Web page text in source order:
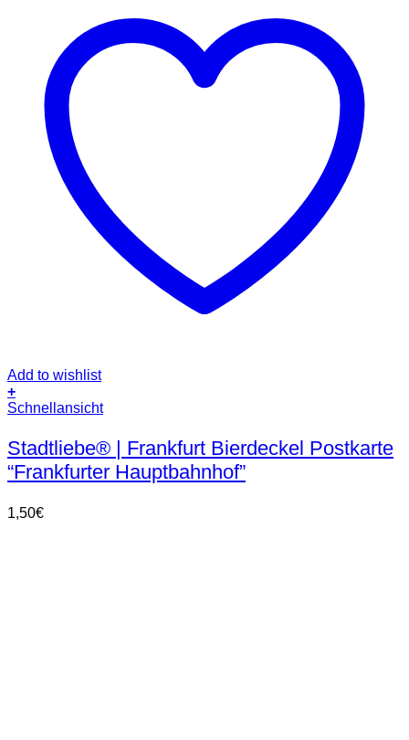
Add to wishlist
+
Schnellansicht
Stadtliebe® | Frankfurt Bierdeckel Postkarte
“Frankfurter Hauptbahnhof”
1,50€